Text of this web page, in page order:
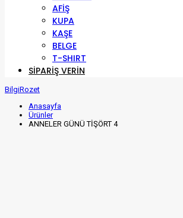
AFİŞ
KUPA
KAŞE
BELGE
T-SHIRT
SIPARIŞ VERIN
BilgiRozet
Anasayfa
Ürünler
ANNELER GÜNÜ TİŞÖRT 4